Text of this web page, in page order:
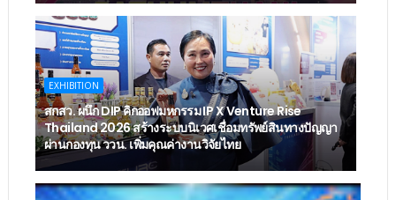
EXHIBITION
สกสว. ผนึก DIP คิกออฟมหกรรม IP X Venture Rise
Thailand 2026 สร้างระบบนิเวศเชื่อมทรัพย์สินทางปัญญา
ผ่านกองทุน ววน. เพิ่มคุณค่างานวิจัยไทย